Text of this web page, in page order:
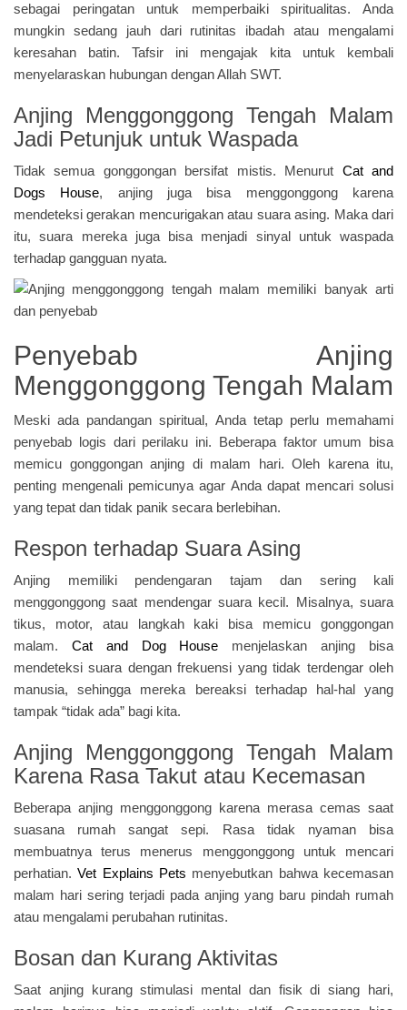
sebagai peringatan untuk memperbaiki spiritualitas. Anda
mungkin sedang jauh dari rutinitas ibadah atau mengalami
keresahan batin. Tafsir ini mengajak kita untuk kembali
menyelaraskan hubungan dengan Allah SWT.
Anjing Menggonggong Tengah Malam
Jadi Petunjuk untuk Waspada
Tidak semua gonggongan bersifat mistis. Menurut Cat and
Dogs House, anjing juga bisa menggonggong karena
mendeteksi gerakan mencurigakan atau suara asing. Maka dari
itu, suara mereka juga bisa menjadi sinyal untuk waspada
terhadap gangguan nyata.
Penyebab Anjing
Menggonggong Tengah Malam
Meski ada pandangan spiritual, Anda tetap perlu memahami
penyebab logis dari perilaku ini. Beberapa faktor umum bisa
memicu gonggongan anjing di malam hari. Oleh karena itu,
penting mengenali pemicunya agar Anda dapat mencari solusi
yang tepat dan tidak panik secara berlebihan.
Respon terhadap Suara Asing
Anjing memiliki pendengaran tajam dan sering kali
menggonggong saat mendengar suara kecil. Misalnya, suara
tikus, motor, atau langkah kaki bisa memicu gonggongan
malam. Cat and Dog House menjelaskan anjing bisa
mendeteksi suara dengan frekuensi yang tidak terdengar oleh
manusia, sehingga mereka bereaksi terhadap hal-hal yang
tampak “tidak ada” bagi kita.
Anjing Menggonggong Tengah Malam
Karena Rasa Takut atau Kecemasan
Beberapa anjing menggonggong karena merasa cemas saat
suasana rumah sangat sepi. Rasa tidak nyaman bisa
membuatnya terus menerus menggonggong untuk mencari
perhatian.Vet Explains Pets menyebutkan bahwa kecemasan
malam hari sering terjadi pada anjing yang baru pindah rumah
atau mengalami perubahan rutinitas.
Bosan dan Kurang Aktivitas
Saat anjing kurang stimulasi mental dan fisik di siang hari,